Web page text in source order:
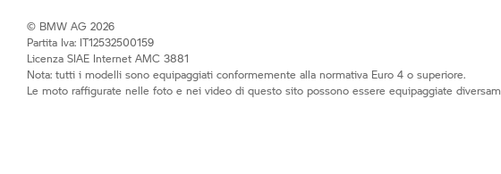
© BMW AG 2026
Partita Iva: IT12532500159
Licenza SIAE Internet AMC 3881
Nota: tutti i modelli sono equipaggiati conformemente alla normativa Euro 4 o superiore.
Le moto raffigurate nelle foto e nei video di questo sito possono essere equipaggiate